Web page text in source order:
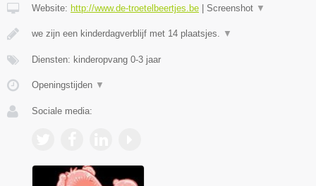
Website: http://www.de-troetelbeertjes.be Screenshot ▼
we zijn een kinderdagverblijf met 14 plaatsjes. ▼
Diensten: kinderopvang 0-3 jaar
Openingstijden ▼
Sociale media: